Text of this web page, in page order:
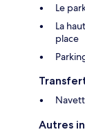
Le
La
place
Autres